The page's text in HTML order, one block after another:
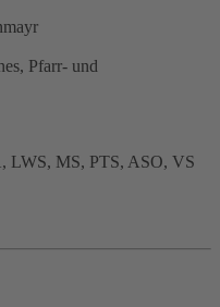
Pfarr- und
LWS, MS, PTS, ASO, VS